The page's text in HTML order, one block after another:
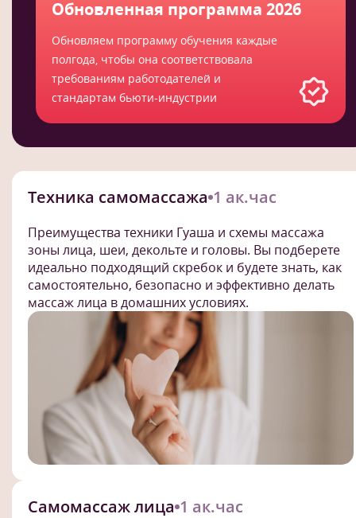
Обновленная программа 2026
Обновляем программу обучения каждые
полгода, чтобы она соответствовала
требованиям работодателей и
стандартам бьюти-индустрии
Техника самомассажа 1 ак.час
Преимущества техники Гуаша и схемы массажа
зоны лица, шеи, декольте и головы. Вы подберете
идеально подходящий скребок и будете знать, как
самостоятельно, безопасно и эффективно делать
массаж лица в домашних условиях.
Самомассаж лица 1 ак.час